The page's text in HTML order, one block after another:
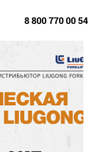
8 800 770 00 54